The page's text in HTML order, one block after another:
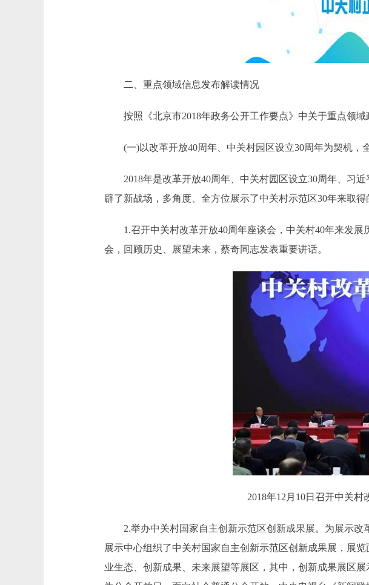
二、重点领域信息发布解读情况
按照《北京市2018年政务公开工作要点》中关于重点领域
(一)以改革开放40周年、中关村园区设立30周年为契机，
2018年是改革开放40周年、中关村园区设立30周年、习近
辟了新战场，多角度、全方位展示了中关村示范区30年来取得
1.召开中关村改革开放40周年座谈会，中关村40年来发展
会，回顾历史、展望未来，蔡奇同志发表重要讲话。
2018年12月10日召开中关
2.举办中关村国家自主创新示范区创新成果展。为展示改
展示中心组织了中关村国家自主创新示范区创新成果展，展
业生态、创新成果、未来展望等展区，其中，创新成果展区